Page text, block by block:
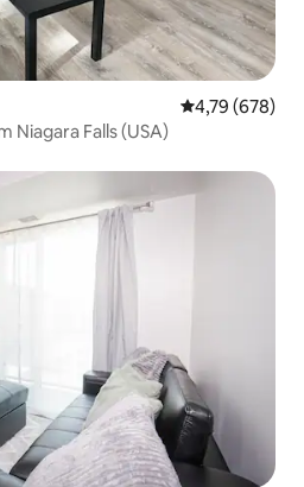
Średnia
4,79 (678)
Niagara Falls (USA)
Wybór gości